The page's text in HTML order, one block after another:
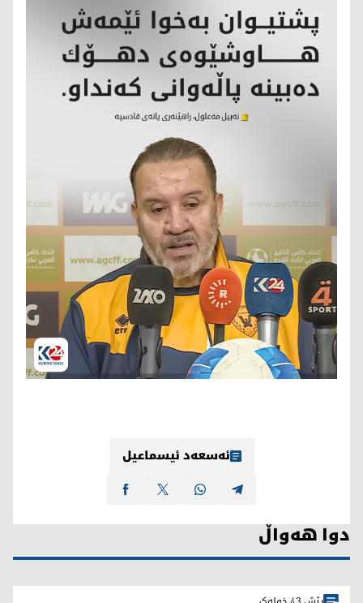
ئەسعەد ئیسماعیل
دوا هەواڵ